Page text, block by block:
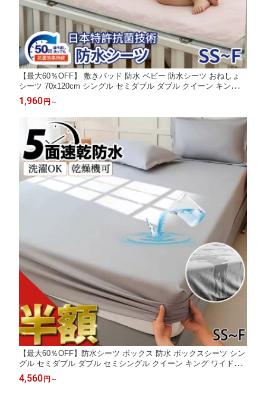
【最大60％OFF】 敷きパッド 防水 ベビー 防水シーツ おねしょ
シーツ 70x120cm シングル セミダブル ダブル クイーン キング
ワイドキング ファミリーサイズ 綿100％ 介護 赤ちゃん 子供 おね
しょ対策 防水パッド 大人 こども 乾燥機 保育園 幼稚園 キッズ
1,960円 ～
【最大60％OFF】防水シーツ ボックス 防水 ボックスシーツ シン
グル セミダブル ダブル セミシングル クイーン キング ワイドキ
ング ファミリーサイズ 200 240 おねしょシーツ 全面防水 側面防
水 ベッドシーツ マットレスカバー ベッドカバー 乾燥機 介護
4,560円 ～